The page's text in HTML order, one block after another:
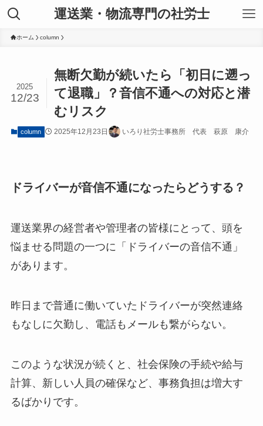
運送業・物流専門の社労士
ホーム column
無断欠勤が続いたら「初日に遡っ
て退職」？音信不通への対応と潜
むリスク
2025
12/23
column 2025年12月23日 いろり社労士事務所 代表 萩原 康介
ドライバーが音信不通になったらどうする？
運送業界の経営者や管理者の皆様にとって、頭を
悩ませる問題の一つに「ドライバーの音信不通」
があります。
昨日まで普通に働いていたドライバーが突然連絡
もなしに欠勤し、電話もメールも繋がらない。
このような状況が続くと、社会保険の手続や給与
計算、新しい人員の確保など、事務負担は増大す
るばかりです。